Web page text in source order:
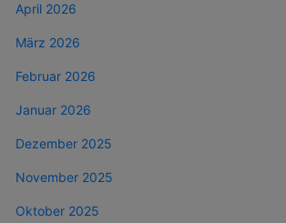
April 2026
März 2026
Februar 2026
Januar 2026
Dezember 2025
November 2025
Oktober 2025